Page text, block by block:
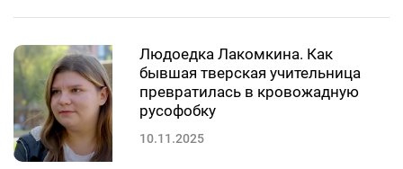
Людоедка Лакомкина. Как
бывшая тверская учительница
превратилась в кровожадную
русофобку
10.11.2025